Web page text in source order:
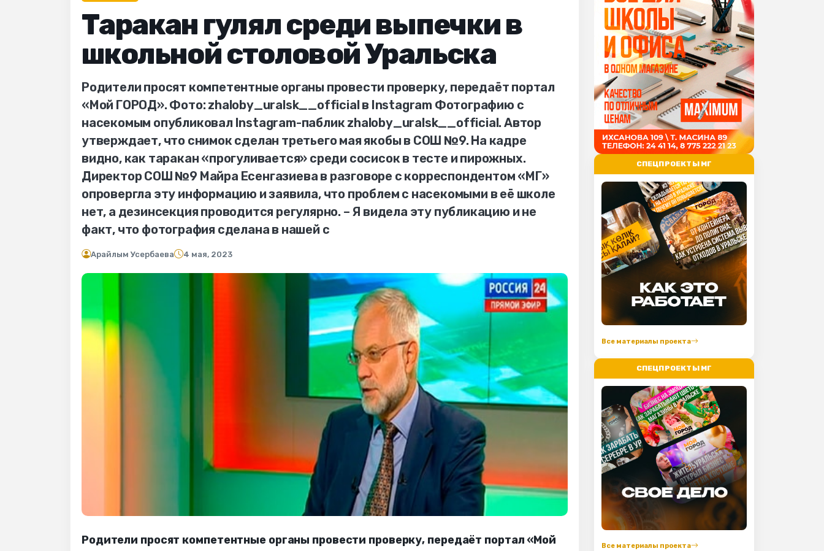
Таракан гулял среди выпечки в
школьной столовой Уральска
Родители просят компетентные органы провести проверку, передаёт портал
«Мой ГОРОД». Фото: zhaloby_uralsk__official в Instagram Фотографию с
насекомым опубликовал Instagram-паблик zhaloby_uralsk__official. Автор
утверждает, что снимок сделан третьего мая якобы в СОШ №9. На кадре
видно, как таракан «прогуливается» среди сосисок в тесте и пирожных.
Директор СОШ №9 Майра Есенгазиева в разговоре с корреспондентом «МГ»
опровергла эту информацию и заявила, что проблем с насекомыми в её школе
нет, а дезинсекция проводится регулярно. – Я видела эту публикацию и не
факт, что фотография сделана в нашей с
Арайлым Усербаева 4 мая, 2023
Родители просят компетентные органы провести проверку, передаёт портал «Мой
СПЕЦПРОЕКТЫ МГ
Все материалы проекта
СПЕЦПРОЕКТЫ МГ
Все материалы проекта